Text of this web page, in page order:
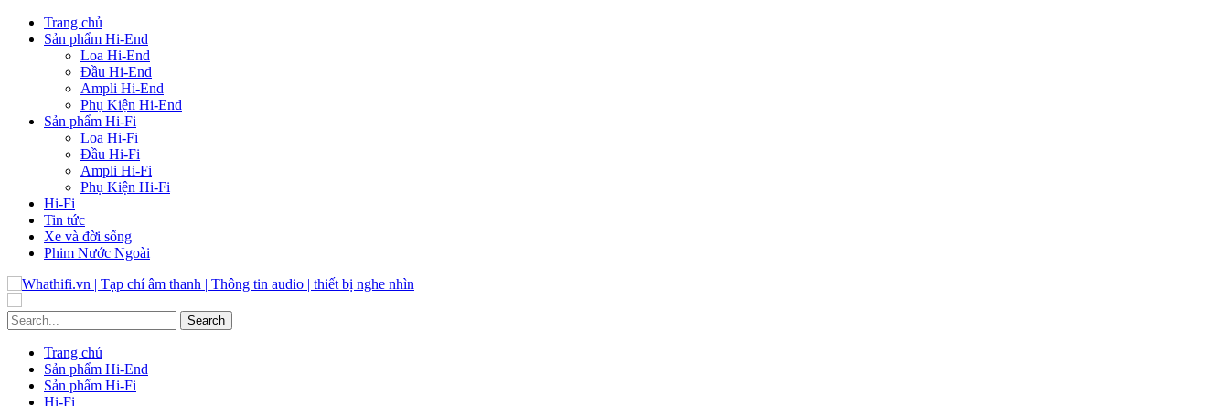
Trang chủ
Sản phẩm Hi-End
Loa Hi-End
Đầu Hi-End
Ampli Hi-End
Phụ Kiện Hi-End
Sản phẩm Hi-Fi
Loa Hi-Fi
Đầu Hi-Fi
Ampli Hi-Fi
Phụ Kiện Hi-Fi
Hi-Fi
Tin tức
Xe và đời sống
Phim Nước Ngoài
Trang chủ
Sản phẩm Hi-End
Sản phẩm Hi-Fi
Hi-Fi